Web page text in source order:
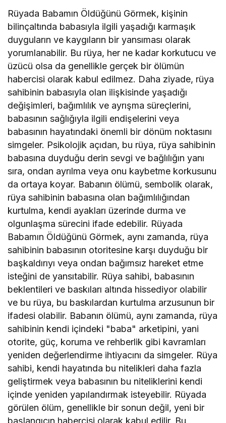
Rüyada Babamın Öldüğünü Görmek, kişinin
bilinçaltında babasıyla ilgili yaşadığı karmaşık
duyguların ve kaygıların bir yansıması olarak
yorumlanabilir. Bu rüya, her ne kadar korkutucu ve
üzücü olsa da genellikle gerçek bir ölümün
habercisi olarak kabul edilmez. Daha ziyade, rüya
sahibinin babasıyla olan ilişkisinde yaşadığı
değişimleri, bağımlılık ve ayrışma süreçlerini,
babasının sağlığıyla ilgili endişelerini veya
babasının hayatındaki önemli bir dönüm noktasını
simgeler. Psikolojik açıdan, bu rüya, rüya sahibinin
babasına duyduğu derin sevgi ve bağlılığın yanı
sıra, ondan ayrılma veya onu kaybetme korkusunu
da ortaya koyar. Babanın ölümü, sembolik olarak,
rüya sahibinin babasına olan bağımlılığından
kurtulma, kendi ayakları üzerinde durma ve
olgunlaşma sürecini ifade edebilir. Rüyada
Babamın Öldüğünü Görmek, aynı zamanda, rüya
sahibinin babasının otoritesine karşı duyduğu bir
başkaldırıyı veya ondan bağımsız hareket etme
isteğini de yansıtabilir. Rüya sahibi, babasının
beklentileri ve baskıları altında hissediyor olabilir
ve bu rüya, bu baskılardan kurtulma arzusunun bir
ifadesi olabilir. Babanın ölümü, aynı zamanda, rüya
sahibinin kendi içindeki "baba" arketipini, yani
otorite, güç, koruma ve rehberlik gibi kavramları
yeniden değerlendirme ihtiyacını da simgeler. Rüya
sahibi, kendi hayatında bu nitelikleri daha fazla
geliştirmek veya babasının bu niteliklerini kendi
içinde yeniden yapılandırmak isteyebilir. Rüyada
görülen ölüm, genellikle bir sonun değil, yeni bir
başlangıcın habercisi olarak kabul edilir. Bu